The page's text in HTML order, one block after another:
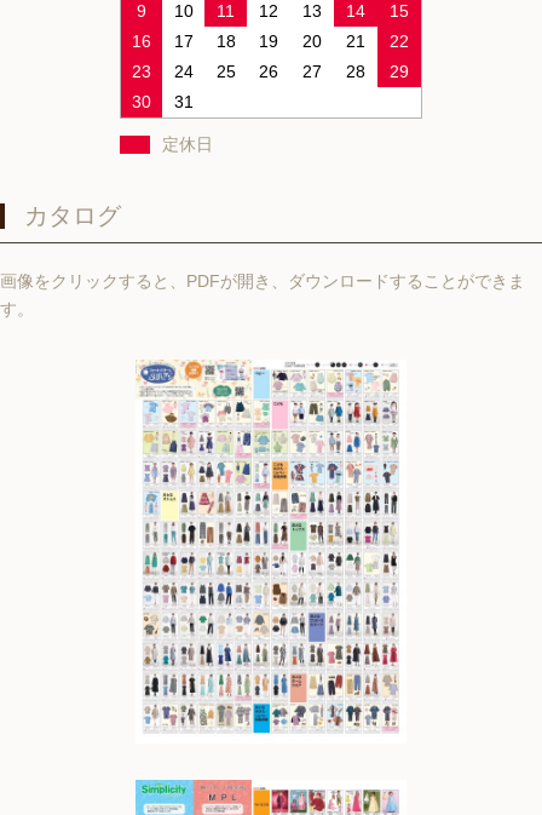
9
10 11 12 13 14
15
16
17 18 19 20 21
22
23
24 25 26 27 28
29
30
31
定休日
カタログ
画像をクリックすると、PDFが開き、ダウンロードすることができま
す。